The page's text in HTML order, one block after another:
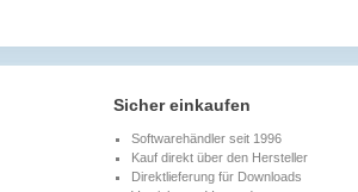
Sicher einkaufen
Softwarehändler seit 1996
Kauf direkt über den Hersteller
Direktlieferung für Downloads